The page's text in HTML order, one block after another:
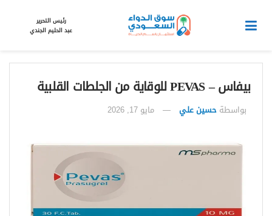
رئيس التحرير
عبد الحليم الجندي
بيفاس – PEVAS للوقاية من الجلطات القلبية
بواسطة حسين علي مايو 17, 2026